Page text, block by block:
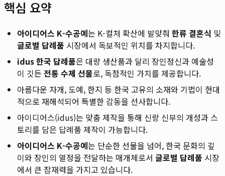
핵심 요약
아이디어스 K-수공예는 K-컬처 확산에 발맞춰 한류 결혼식 및
글로벌 답례품 시장에서 독보적인 위치를 차지합니다.
idus 한국 답례품은 대량 생산품과 달리 장인정신과 예술성
이 깃든 전통 수제 선물로, 독점적인 가치를 제공합니다.
아름다운 자개, 도예, 한지 등 한국 고유의 소재와 기법이 현대
적으로 재해석되어 특별한 감동을 선사합니다.
아이디어스(idus)는 맞춤 제작을 통해 신랑 신부의 개성과 스
토리를 담은 답례품 제작이 가능합니다.
아이디어스 K-수공예는 단순한 선물을 넘어, 한국 문화의 깊
이와 장인의 열정을 전달하는 매개체로서 글로벌 답례품 시장
에서 큰 잠재력을 가지고 있습니다.